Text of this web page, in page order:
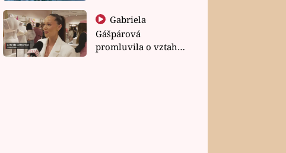
Gabriela
Gášpárová
promluvila o vztahu